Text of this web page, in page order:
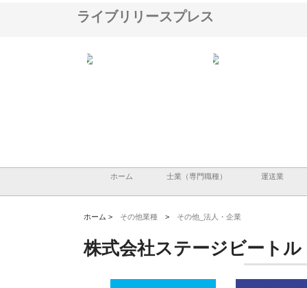
ライブリリースプレス
ホーム 士業（専門職種） 運送業
ホーム > その他業種 > その他_法人・企業
株式会社ステージビートル